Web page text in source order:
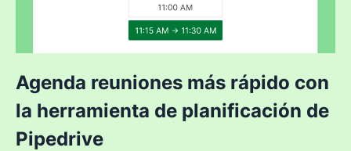
Agenda reuniones más rápido con
la herramienta de planificación de
Pipedrive